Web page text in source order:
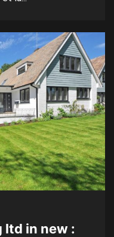
ltd in new :